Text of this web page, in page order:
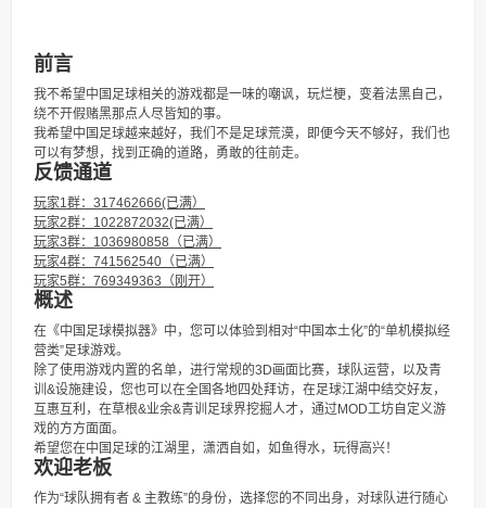
前言
我不希望中国足球相关的游戏都是一味的嘲讽，玩烂梗，变着法黑自己，
绕不开假赌黑那点人尽皆知的事。
我希望中国足球越来越好，我们不是足球荒漠，即便今天不够好，我们也
可以有梦想，找到正确的道路，勇敢的往前走。
反馈通道
玩家1群：317462666(已满）
玩家2群：1022872032(已满）
玩家3群：1036980858（已满）
玩家4群：741562540（已满）
玩家5群：769349363（刚开）
概述
在《中国足球模拟器》中，您可以体验到相对“中国本土化”的“单机模拟经
营类”足球游戏。
除了使用游戏内置的名单，进行常规的3D画面比赛，球队运营，以及青
训&设施建设，您也可以在全国各地四处拜访，在足球江湖中结交好友，
互惠互利，在草根&业余&青训足球界挖掘人才，通过MOD工坊自定义游
戏的方方面面。
希望您在中国足球的江湖里，潇洒自如，如鱼得水，玩得高兴！
欢迎老板
作为“球队拥有者 & 主教练”的身份，选择您的不同出身，对球队进行随心